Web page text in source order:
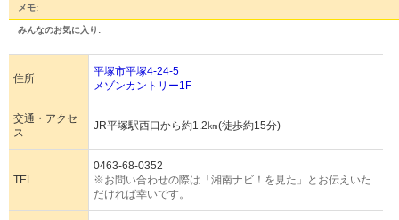
メモ:
みんなのお気に入り:
住所
平塚市平塚4-24-5
メゾンカントリー1F
交通・アクセ
ス
JR平塚駅西口から約1.2㎞(徒歩約15分)
TEL
0463-68-0352
※お問い合わせの際は「湘南ナビ！を見た」とお伝えいた
だければ幸いです。